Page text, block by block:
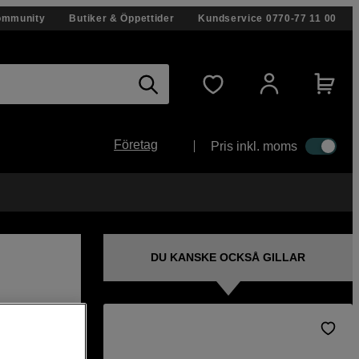
Butiker & Öppettider Kundservice 0770-77 11 00
Företag Pris inkl. moms
DU KANSKE OCKSÅ GILLAR